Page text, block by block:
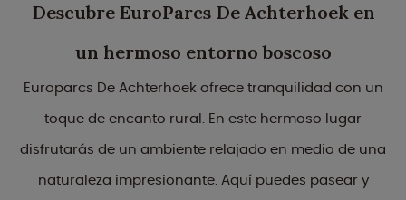
Descubre EuroParcs De Achterhoek en
un hermoso entorno boscoso
Europarcs De Achterhoek ofrece tranquilidad con un
toque de encanto rural. En este hermoso lugar
disfrutarás de un ambiente relajado en medio de una
naturaleza impresionante. Aquí puedes pasear y